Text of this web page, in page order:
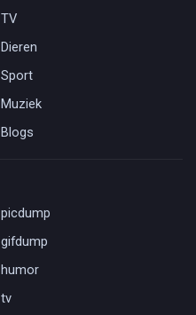
TV
Dieren
Sport
Muziek
Blogs
picdump
gifdump
humor
tv